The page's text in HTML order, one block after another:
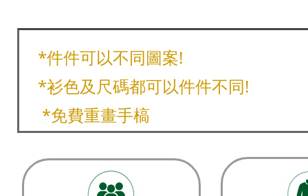
*件件可以不同圖案!
*衫色及尺碼都可以件件不同!
*免費重畫手槁